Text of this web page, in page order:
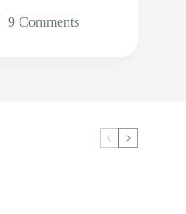
9 Comments